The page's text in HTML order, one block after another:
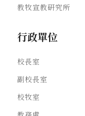
教牧宣教研究所
行政單位
校長室
副校長室
校牧室